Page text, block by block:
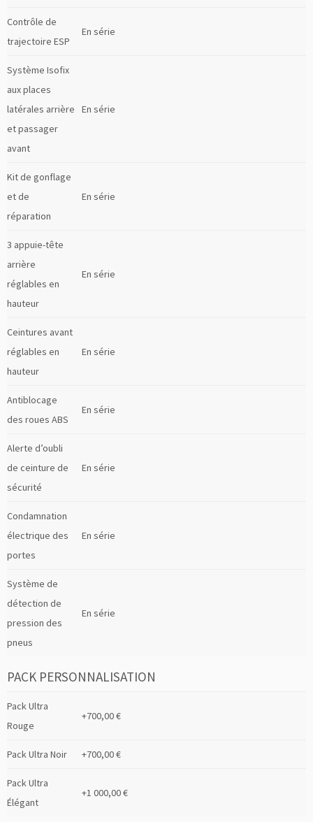
Contrôle de
trajectoire ESP
En série
Système Isofix
aux places
latérales arrière
et passager
avant
En série
Kit de gonflage
et de
réparation
En série
3 appuie-tête
arrière
réglables en
hauteur
En série
Ceintures avant
réglables en
hauteur
En série
Antiblocage
des roues ABS
En série
Alerte d’oubli
de ceinture de
sécurité
En série
Condamnation
électrique des
portes
En série
Système de
détection de
pression des
pneus
En série
PACK PERSONNALISATION
Pack Ultra
Rouge
+700,00 €
Pack Ultra Noir +700,00 €
Pack Ultra
Élégant
+1 000,00 €